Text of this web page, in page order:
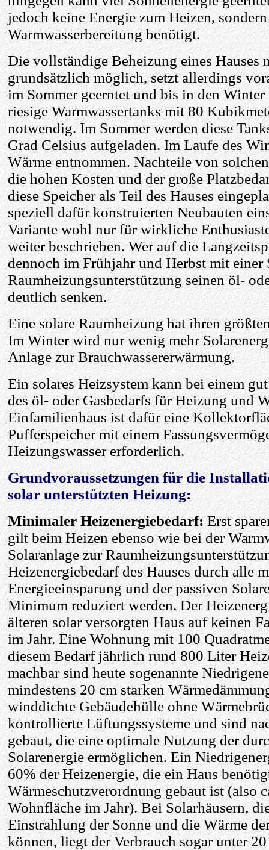
jedoch keine Energie zum Heizen,
Warmwasserbereitung benötigt.
Die vollständige Beheizung eines Hauses
grundsätzlich möglich, setzt allerdings
im Sommer geerntet und bis in den
riesige Warmwassertanks mit 80
notwendig. Im Sommer werden diese
Grad Celsius aufgeladen. Im Laufe des
Wärme entnommen. Nachteile von
die hohen Kosten und der große
diese Speicher als Teil des Hauses
speziell dafür konstruierten Neubauten
Variante wohl nur für wirkliche
weiter beschrieben. Wer auf die
dennoch im Frühjahr und Herbst mit einer
Raumheizungsunterstützung seinen öl-
deutlich senken.
Eine solare Raumheizung hat ihren
Im Winter wird nur wenig mehr
Anlage zur Brauchwassererwärmung.
Ein solares Heizsystem kann bei einem
des öl- oder Gasbedarfs für Heizung und
Einfamilienhaus ist dafür eine
Pufferspeicher mit einem
Heizungswasser erforderlich.
Grundvoraussetzungen für die
solar unterstützten Heizung:
Minimaler Heizenergiebedarf:Erst
gilt beim Heizen ebenso wie bei der
Solaranlage zur
Heizenergiebedarf des Hauses durch alle
Energieeinsparung und der passiven
Minimum reduziert werden. Der
älteren solar versorgten Haus auf keinen
im Jahr. Eine Wohnung mit 100
diesem Bedarf jährlich rund 800 Liter
machbar sind heute sogenannte
mindestens 20 cm starken
winddichte Gebäudehülle ohne
kontrollierte Lüftungssysteme und sind
gebaut, die eine optimale Nutzung der
Solarenergie ermöglichen. Ein
60% der Heizenergie, die ein Haus
Wärmeschutzverordnung gebaut ist (also
Wohnfläche im Jahr). Bei Solarhäusern,
Einstrahlung der Sonne und die Wärme
können, liegt der Verbrauch sogar unter